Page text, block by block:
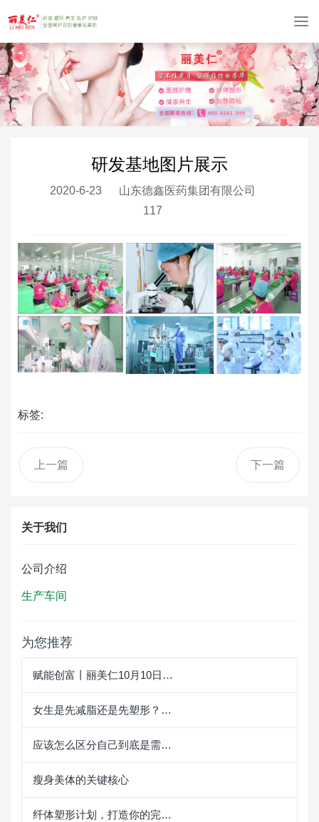
T
o
g
g
l
e
n
o
研发基地图片展示
2020-6-23
山东德鑫医药集团有限公司
117
标签:
上一篇 下一篇
关于我们
公司介绍
生产车间
为您推荐
赋能创富丨丽美仁10月10日…
女生是先减脂还是先塑形？…
应该怎么区分自己到底是需…
瘦身美体的关键核心
纤体塑形计划，打造你的完…